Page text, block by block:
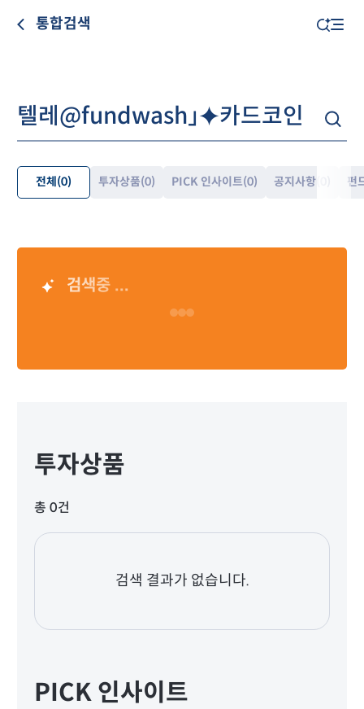
통합검색
전체 (0) 투자상품(0) PICK 인사이트(0) 공지사항 펀
검색중 ...
Loading…
투자상품
총 0건
검색 결과가 없습니다.
PICK 인사이트